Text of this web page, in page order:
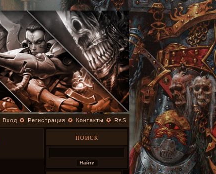
Вход ✪ Регистрация ✪ Контакты ✪ RsS
ПОИСК